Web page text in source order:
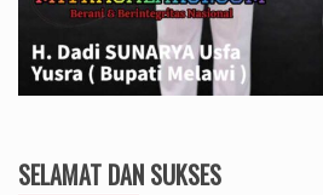
SELAMAT DAN SUKSES